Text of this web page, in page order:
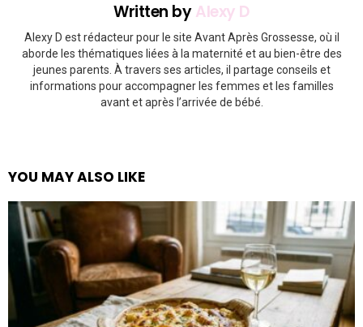
Written byAlexy D
Alexy D est rédacteur pour le site Avant Après Grossesse, où il
aborde les thématiques liées à la maternité et au bien-être des
jeunes parents. À travers ses articles, il partage conseils et
informations pour accompagner les femmes et les familles
avant et après l’arrivée de bébé.
YOU MAY ALSO LIKE